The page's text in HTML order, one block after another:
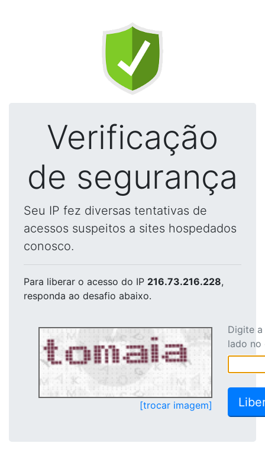
Verificação
de segurança
Seu IP fez diversas tentativas de
acessos suspeitos a sites hospedados
conosco.
Para liberar o acesso do IP 216.73.216.228,
responda ao desafio abaixo.
[trocar imagem]
Digite
lado no